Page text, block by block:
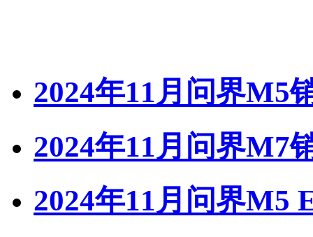
2024年11月问界M5
2024年11月问界M7
2024年11月问界M5